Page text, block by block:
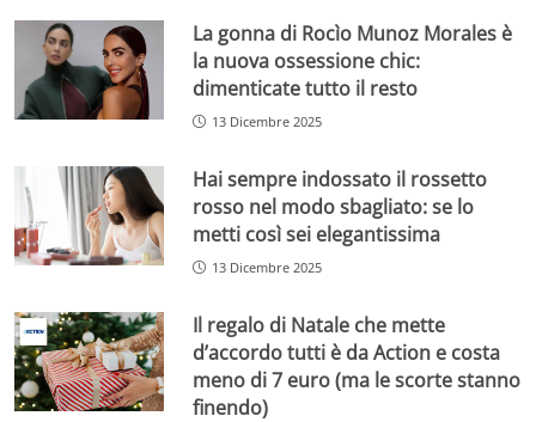
La gonna di Rocìo Munoz Morales è
la nuova ossessione chic:
dimenticate tutto il resto
13 Dicembre 2025
Hai sempre indossato il rossetto
rosso nel modo sbagliato: se lo
metti così sei elegantissima
13 Dicembre 2025
Il regalo di Natale che mette
d’accordo tutti è da Action e costa
meno di 7 euro (ma le scorte stanno
finendo)